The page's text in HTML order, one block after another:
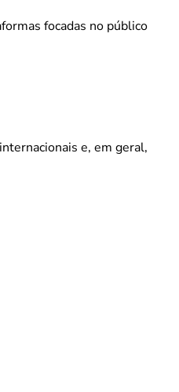
focadas no público
e, em geral,